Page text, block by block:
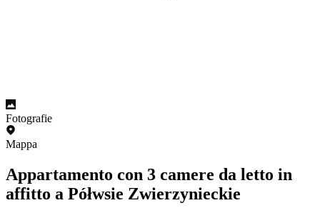
Fotografie
Mappa
Appartamento con 3 camere da letto in
affitto a Półwsie Zwierzynieckie